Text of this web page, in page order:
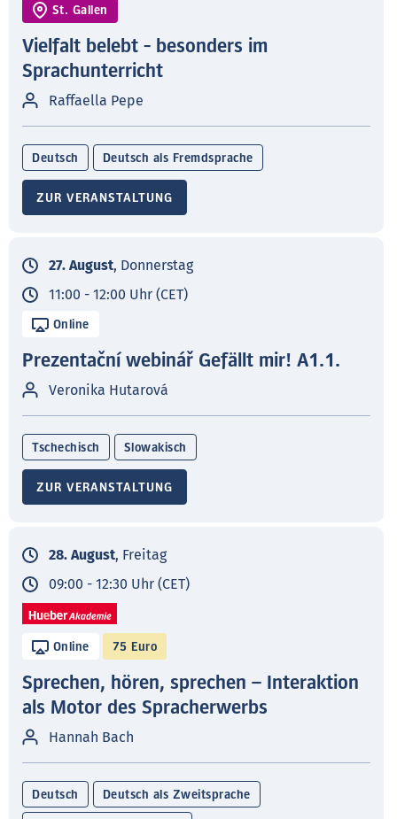
St. Gallen
Vielfalt belebt - besonders im
Sprachunterricht
Raffaella Pepe
Deutsch Deutsch als Fremdsprache
ZUR VERANSTALTUNG
27. August, Donnerstag
11:00 - 12:00 Uhr (CET)
Online
Prezentační webinář Gefällt mir! A1.1.
Veronika Hutarová
Tschechisch Slowakisch
ZUR VERANSTALTUNG
28. August, Freitag
09:00 - 12:30 Uhr (CET)
Online 75 Euro
Sprechen, hören, sprechen – Interaktion
als Motor des Spracherwerbs
Hannah Bach
Deutsch Deutsch als Zweitsprache